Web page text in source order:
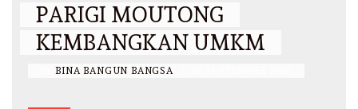
PARIGI MOUTONG
KEMBANGKAN UMKM
BINA BANGUN BANGSA